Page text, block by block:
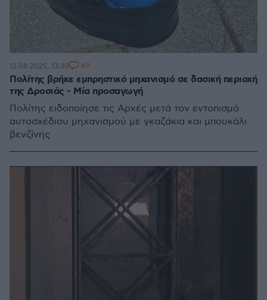
Πολίτης βρήκε εμπρηστικό μηχανισμό σε δασική περιοχή
της Δροσιάς - Μία προσαγωγή
Πολίτης ειδοποίησε τις Αρχές μετά τον εντοπισμό
αυτοσχέδιου μηχανισμού με γκαζάκια και μπουκάλι
βενζίνης
12.08.2025, 13:30 69